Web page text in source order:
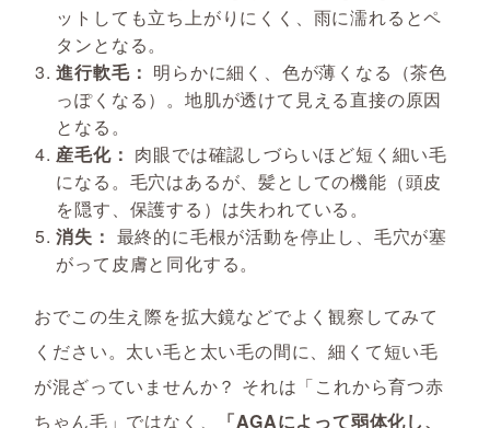
ットしても立ち上がりにくく、雨に濡れるとペ
タンとなる。
進行軟毛： 明らかに細く、色が薄くなる（茶色
っぽくなる）。地肌が透けて見える直接の原因
となる。
産毛化： 肉眼では確認しづらいほど短く細い毛
になる。毛穴はあるが、髪としての機能（頭皮
を隠す、保護する）は失われている。
消失： 最終的に毛根が活動を停止し、毛穴が塞
がって皮膚と同化する。
おでこの生え際を拡大鏡などでよく観察してみて
ください。太い毛と太い毛の間に、細くて短い毛
が混ざっていませんか？ それは「これから育つ赤
ちゃん毛」ではなく、
「AGAによって弱体化し、